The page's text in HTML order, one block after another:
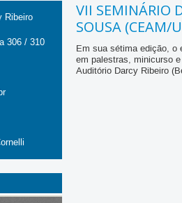
Ribeiro
306 / 310
VII SEMINÁRIO
SOUSA (CEAM/
Em sua sétima edição, o
em palestras, minicurso
Auditório Darcy Ribeiro